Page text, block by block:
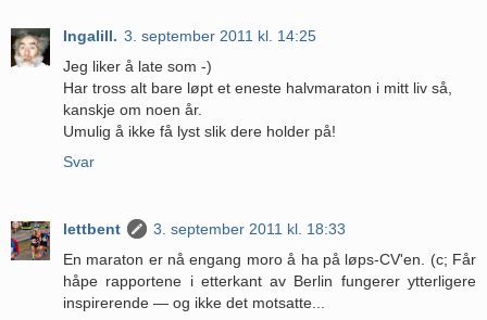
Ingalill. 3. september 2011 kl. 14:25
Jeg liker å late som -)
Har tross alt bare løpt et eneste halvmaraton i mitt liv så,
kanskje om noen år.
Umulig å ikke få lyst slik dere holder på!
Svar
lettbent
3. september 2011 kl. 18:33
En maraton er nå engang moro å ha på løps-CV'en. (c; Får
håpe rapportene i etterkant av Berlin fungerer ytterligere
inspirerende — og ikke det motsatte...